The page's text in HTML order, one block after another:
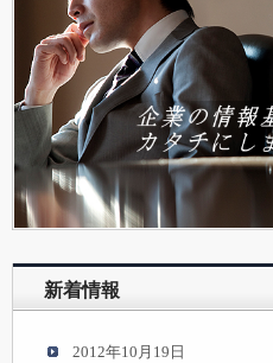
新着情報
2012年10月19日